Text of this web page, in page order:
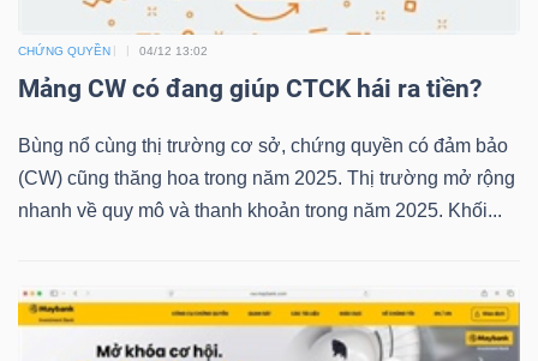
CHỨNG QUYỀN 04/12 13:02
Mảng CW có đang giúp CTCK hái ra tiền?
Bùng nổ cùng thị trường cơ sở, chứng quyền có đảm bảo
(CW) cũng thăng hoa trong năm 2025. Thị trường mở rộng
nhanh về quy mô và thanh khoản trong năm 2025. Khối...
CỤ